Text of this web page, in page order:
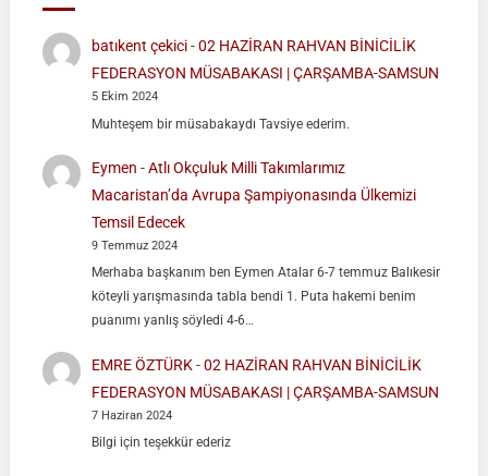
batıkent çekici-02 HAZİRAN RAHVAN BİNİCİLİK
FEDERASYON MÜSABAKASI | ÇARŞAMBA-SAMSUN
5 Ekim 2024
Muhteşem bir müsabakaydı Tavsiye ederim.
Eymen -Atlı Okçuluk Milli Takımlarımız
Macaristan’da Avrupa Şampiyonasında Ülkemizi
Temsil Edecek
9 Temmuz 2024
Merhaba başkanım ben Eymen Atalar 6-7 temmuz Balıkesir
köteyli yarışmasında tabla bendi 1. Puta hakemi benim
puanımı yanlış söyledi 4-6…
EMRE ÖZTÜRK-02 HAZİRAN RAHVAN BİNİCİLİK
FEDERASYON MÜSABAKASI | ÇARŞAMBA-SAMSUN
7 Haziran 2024
Bilgi için teşekkür ederiz